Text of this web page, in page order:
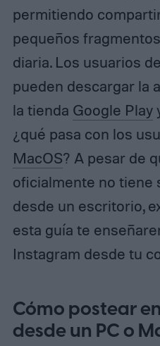
permitiendo
pequeños
diaria. Los usuarios
pueden descargar la
la tienda Google Play
¿qué pasa con los
MacOS? A pesar de
oficialmente no tiene
desde un escritorio,
esta guía te
Instagram desde tu
Cómo postear
desde un PC o